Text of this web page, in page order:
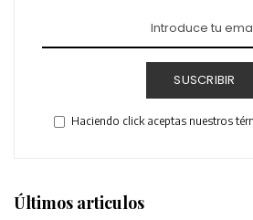
SUSCRIBIR
Haciendo click aceptas nuestros
Últimos articulos